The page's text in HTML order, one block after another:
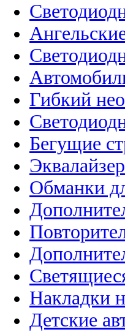
Гибкий
Бегущие
Обманки
Накладки
Детские